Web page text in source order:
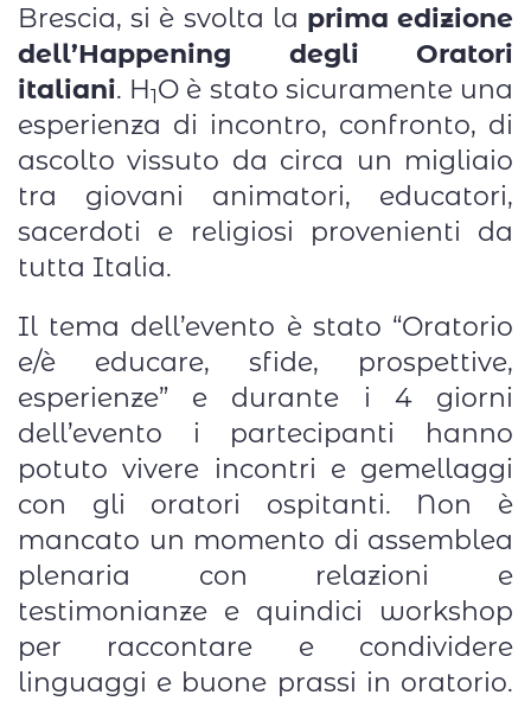
Brescia, si è svolta la prima edizione
dell’Happening degli Oratori
italiani. H1O è stato sicuramente una
esperienza di incontro, confronto, di
ascolto vissuto da circa un migliaio
tra giovani animatori, educatori,
sacerdoti e religiosi provenienti da
tutta Italia.
Il tema dell’evento è stato “Oratorio
e/è educare, sfide, prospettive,
esperienze” e durante i 4 giorni
dell’evento i partecipanti hanno
potuto vivere incontri e gemellaggi
con gli oratori ospitanti. Non è
mancato un momento di assemblea
plenaria con relazioni e
testimonianze e quindici workshop
per raccontare e condividere
linguaggi e buone prassi in oratorio.